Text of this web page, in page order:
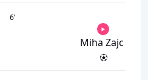
6’
Miha Zajc